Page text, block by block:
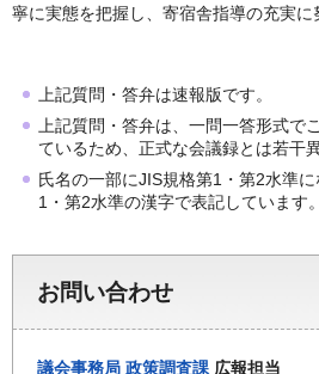
寧に実態を把握し、寄宿舎指導の充実に
上記質問・答弁は速報版です。
上記質問・答弁は、一問一答形式で
ているため、正式な会議録とは若干
氏名の一部にJIS規格第1・第2水準
1・第2水準の漢字で表記しています。
お問い合わせ
議会事務局 政策調査課 広報担当